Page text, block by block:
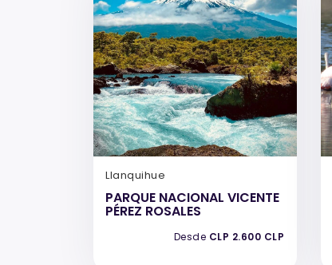
Llanquihue
PARQUE NACIONAL VICENTE
PÉREZ ROSALES
Desde CLP 2.600 CLP